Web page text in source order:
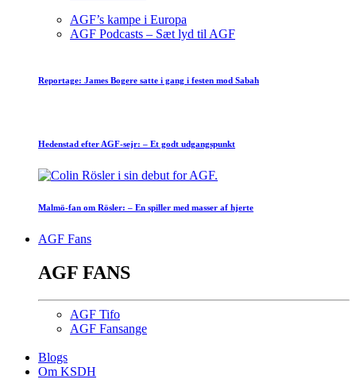
AGF’s kampe i Europa
AGF Podcasts – Sæt lyd til AGF
Reportage: James Bogere satte i gang i festen mod Sabah
Hedenstad efter AGF-sejr: – Et godt udgangspunkt
Malmö-fan om Rösler: – En spiller med masser af hjerte
AGF Fans
AGF FANS
AGF Tifo
AGF Fansange
Blogs
Om KSDH